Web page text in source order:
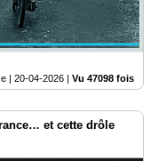
| 20-04-2026 Vu 47098 fois
et cette drôle